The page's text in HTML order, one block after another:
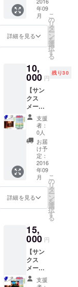
ただい
た皆様
のメン
バー
カード
Music
Clubが
開催す
るイベ
ント参
加優待
特典付
き。
ルをお
送りし
ます。
【サ
ポー
ターズ
（1
枚）】
会員番
号とご
氏名
（又は
ニック
ネー
ム）が
記載さ
れたご
支援い
ただい
た皆様
のメン
バー
カード
Music
Clubが
開催す
るイベ
ント参
加優待
特典付
年09
月
詳細を見る
こ
の
リ
タ
ー
ン
を
選
択
す
る
10,
000 円
残り30
【サン
クス
メー
ル】
KANIK
APILA
Music
Clubか
らお礼
のメー
ルをお
送りし
ます。
【サ
ポー
ターズ
（1
枚）】
会員番
号とご
氏名
（又は
ニック
ネー
支援
者：
0人
お届
け予
定：
2016
年09
月
詳細を見る
こ
の
リ
タ
ー
ン
を
選
択
す
る
15,
000 円
【サン
クス
メー
ル】
KANIK
支援